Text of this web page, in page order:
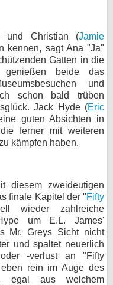
und Christian (Jamie
kennen, sagt Ana "Ja"
Gatten in die
genießen beide das
und
schon bald trüben
Jack Hyde (Eric
guten Absichten in
ferner mit weiteren
kämpfen haben.
diesem zweideutigen
finale Kapitel der "Fifty
wieder zahlreiche
um E.L. James'
Mr. Greys Sicht nicht
und spaltet neuerlich
-verlust an "Fifty
rein im Auge des
egal aus welchem
Einstellungen